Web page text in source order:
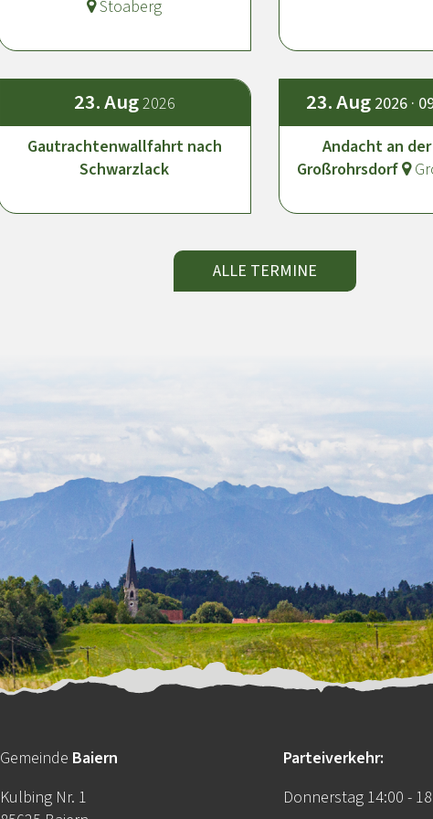
Stoaberg
23.Aug2026
Gautrachtenwallfahrt nach
Schwarzlack
23.Aug 2026 ·
Andacht an
Großrohrsdorf
ALLE TERMINE
Gemeinde Baiern
Kulbing Nr. 1
Parteiverkehr:
Donnerstag 14:00 -